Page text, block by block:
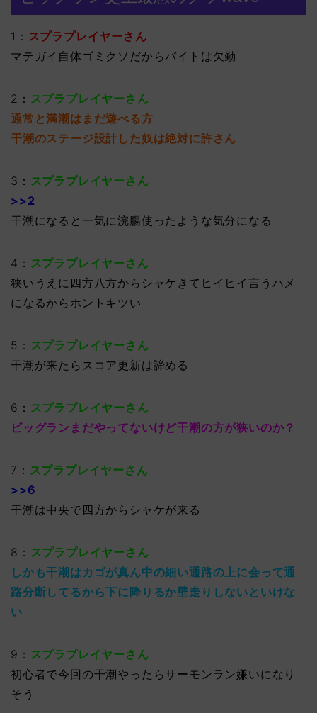
1： スプラプレイヤーさん
マテガイ自体ゴミクソだからバイトは欠勤
2： スプラプレイヤーさん
通常と満潮はまだ遊べる方
干潮のステージ設計した奴は絶対に許さん
3： スプラプレイヤーさん
>>2
干潮になると一気に浣腸使ったような気分になる
4： スプラプレイヤーさん
狭いうえに四方八方からシャケきてヒイヒイ言うハメ
になるからホントキツい
5： スプラプレイヤーさん
干潮が来たらスコア更新は諦める
6： スプラプレイヤーさん
ビッグランまだやってないけど干潮の方が狭いのか？
7： スプラプレイヤーさん
>>6
干潮は中央で四方からシャケが来る
8： スプラプレイヤーさん
しかも干潮はカゴが真ん中の細い通路の上に会って通
路分断してるから下に降りるか壁走りしないといけな
い
9： スプラプレイヤーさん
初心者で今回の干潮やったらサーモンラン嫌いになり
そう